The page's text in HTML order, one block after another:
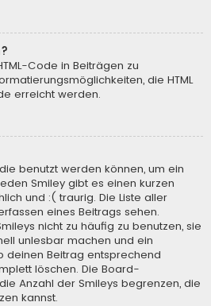
Code in Beiträgen zu
die HTML
erreicht werden.
benutzt werden können, um ein
Smiley gibt es einen kurzen
und :( traurig. Die Liste aller
eines Beitrags sehen.
nicht zu häufig zu benutzen, sie
unlesbar machen und ein
deinen Beitrag entsprechend
löschen. Die Board-
Anzahl der Smileys begrenzen, die
kannst.